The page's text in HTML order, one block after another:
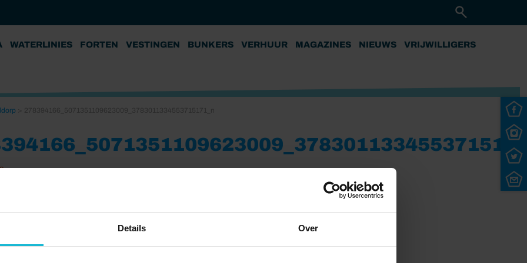
Details Over
WATERLINIES FORTEN VESTINGEN BUNKERS VERHUUR MAGAZINES NIEUWS VRIJWILLIGERS